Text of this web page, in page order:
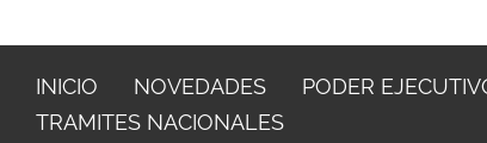
INICIO NOVEDADES
PODER
TRAMITES NACIONALES